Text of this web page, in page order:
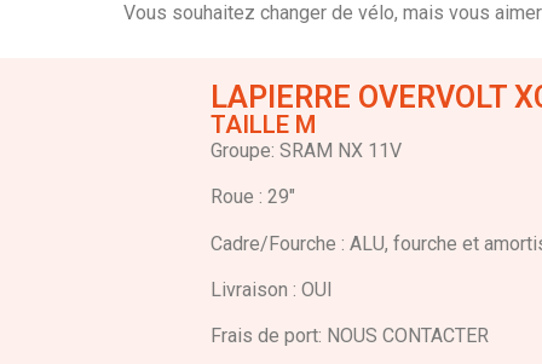
Vous souhaitez changer de vélo, mais vous
LAPIERRE OVERVOLT
TAILLE M
Groupe: SRAM NX 11V
Roue : 29″
Cadre/Fourche : ALU, fourche et
Livraison : OUI
Frais de port: NOUS CONTACTER